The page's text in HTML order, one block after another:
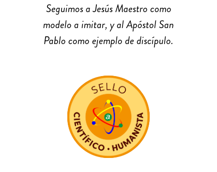
Seguimos a Jesús Maestro como
modelo a imitar, y al Apóstol San
Pablo como ejemplo de discípulo.